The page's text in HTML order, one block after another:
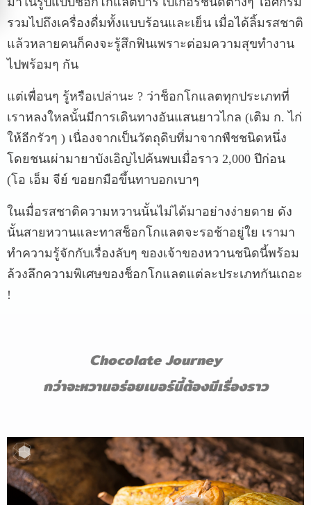
รวมไปถึงเครื่องดื่มทั้งแบบร้อนและเย็น เมื่อได้ลิ้มรสชาติ
แล้วหลายคนก็คงจะรู้สึกฟินเพราะต่อมความสุขทำงาน
ไปพร้อมๆ กัน
แต่เพื่อนๆ รู้หรือเปล่านะ ? ว่าช็อกโกแลตทุกประเภทที่
เราหลงใหลนั้นมีการเดินทางอันแสนยาวไกล (เติม ก. ไก่
ให้อีกรัวๆ ) เนื่องจากเป็นวัตถุดิบที่มาจากพืชชนิดหนึ่ง
โดยชนเผ่ามายาบังเอิญไปค้นพบเมื่อราว 2,000 ปีก่อน
(โอ เอ็ม จีย์ ขอยกมือขึ้นทาบอกเบาๆ
ในเมื่อรสชาติความหวานนั้นไม่ได้มาอย่างง่ายดาย ดัง
นั้นสายหวานและทาสช็อกโกแลตจะรอช้าอยู่ใย เรามา
ทำความรู้จักกับเรื่องลับๆ ของเจ้าของหวานชนิดนี้พร้อม
ล้วงลึกความพิเศษของช็อกโกแลตแต่ละประเภทกันเถอะ
!
Chocolate Journey
กว่าจะหวานอร่อยเบอร์นี้ต้องมีเรื่องราว